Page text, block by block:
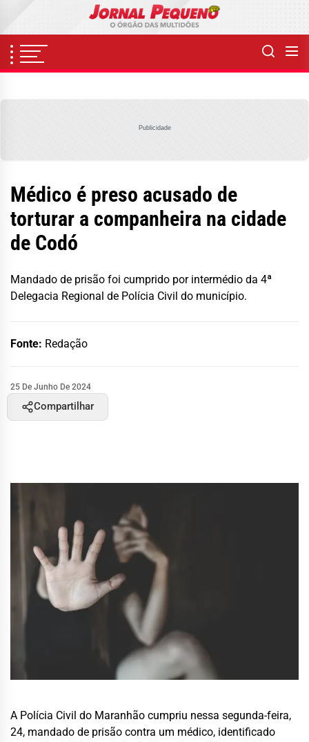
content
Publicidade
Médico é preso acusado de
torturar a companheira na cidade
de Codó
Mandado de prisão foi cumprido por intermédio da 4ª
Delegacia Regional de Polícia Civil do município.
Fonte: Redação
25 De Junho De 2024
Compartilhar
A Polícia Civil do Maranhão cumpriu nessa segunda-feira,
24, mandado de prisão contra um médico, identificado